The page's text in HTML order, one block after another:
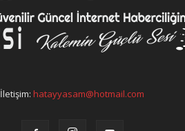
İletişim:hatayyasam@hotmail.com